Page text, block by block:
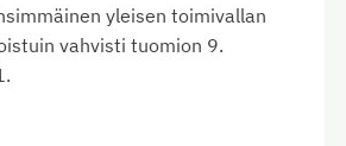
yleisen toimivallan
vahvisti tuomion 9.